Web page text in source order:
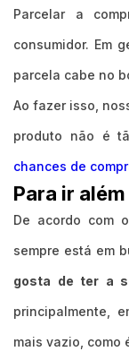
Parcelar a
consumidor. Em
parcela cabe no
Ao fazer isso,
produto não é
chances de
Para ir
De acordo com
sempre está em
gosta de ter a
principalmente,
mais vazio, como